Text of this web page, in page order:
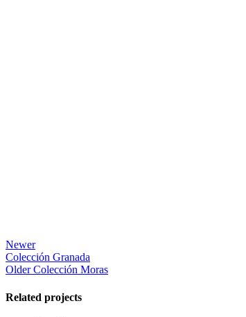
Newer
Colección Granada
Older Colección Moras
Related projects